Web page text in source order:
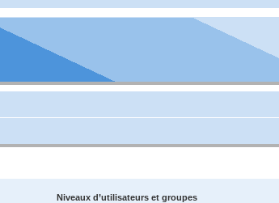
Niveaux d’utilisateurs et groupes